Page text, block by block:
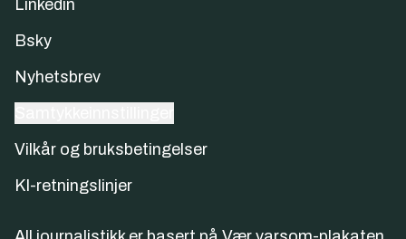
Linkedin
Bsky
Nyhetsbrev
Vilkår og bruksbetingelser
KI-retningslinjer